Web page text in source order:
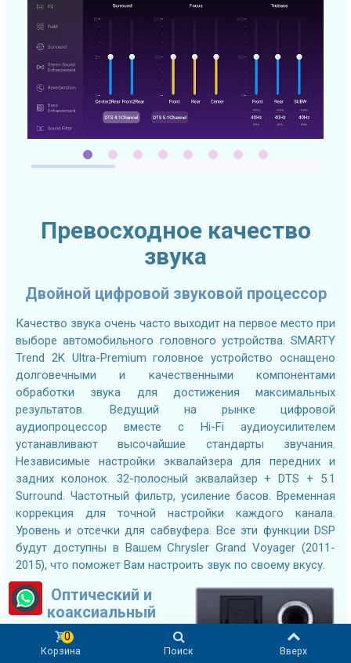
Превосходное качество
звука
Двойной цифровой звуковой процессор
Качество звука очень часто выходит на первое место при
выборе автомобильного головного устройства. SMARTY
Trend 2K Ultra-Premium головное устройство оснащено
долговечными и качественными компонентами
обработки звука для достижения максимальных
результатов. Ведущий на рынке цифровой
аудиопроцессор вместе с Hi-Fi аудиоусилителем
устанавливают высочайшие стандарты звучания.
Независимые настройки эквалайзера для передних и
задних колонок. 32-полосный эквалайзер + DTS + 5.1
Surround. Частотный фильтр, усиление басов. Временная
коррекция для точной настройки каждого канала.
Уровень и отсечки для сабвуфера. Все эти функции DSP
будут доступны в Вашем Chrysler Grand Voyager (2011-
2015), что поможет Вам настроить звук по своему вкусу.
Оптический и
коаксиальный
выходы
Подключайте DSP-усилители
Корзина
0
Поиск Вверх